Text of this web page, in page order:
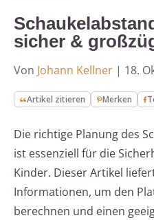
sicher &
Von Johann Kellner | 18.
Artikel zitieren Merken
Die richtige Planung des
ist essenziell für die
Kinder. Dieser Artikel
Informationen, um den
berechnen und einen